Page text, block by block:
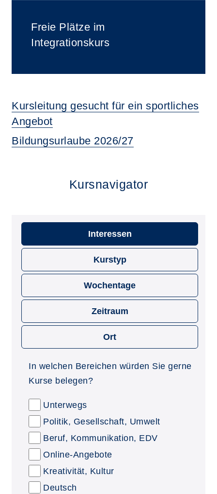
Freie Plätze im
Integrationskurs
Kursleitung gesucht für ein sportliches
Angebot
Bildungsurlaube 2026/27
Kursnavigator
Interessen
Kurstyp
Wochentage
Zeitraum
Ort
In welchen Bereichen würden Sie gerne
Kurse belegen?
Unterwegs
Politik, Gesellschaft, Umwelt
Beruf, Kommunikation, EDV
Online-Angebote
Kreativität, Kultur
Deutsch